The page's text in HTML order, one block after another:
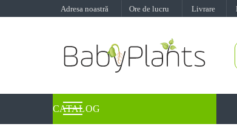
Adresa noastră Ore de lucru Livrare
CATALOG